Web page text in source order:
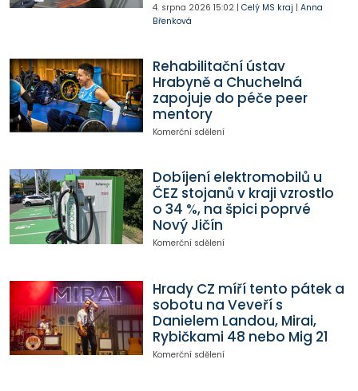
4. srpna 2026 15:02| Celý MS kraj | Anna
Břenková
Rehabilitační ústav
Hrabyně a Chuchelná
zapojuje do péče peer
mentory
Komerční sdělení
Dobíjení elektromobilů u
ČEZ stojanů v kraji vzrostlo
o 34 %, na špici poprvé
Nový Jičín
Komerční sdělení
Hrady CZ míří tento pátek a
sobotu na Veveří s
Danielem Landou, Mirai,
Rybičkami 48 nebo Mig 21
Komerční sdělení